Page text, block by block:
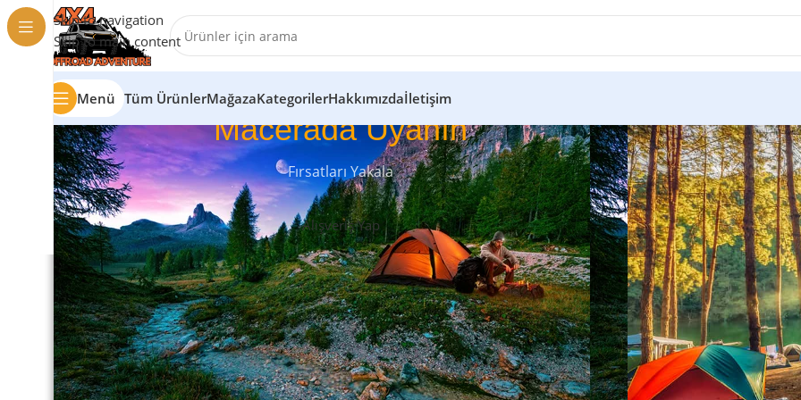
Skip to navigation
Skip to main content
Menü Tüm ÜrünlerMağazaKategorilerHakkımızdaİletişim
Macerada Uyanın
Fırsatları Yakala
Alışveriş Yap